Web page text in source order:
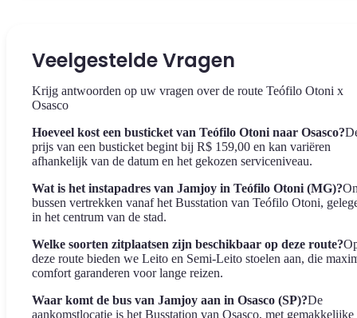
Veelgestelde Vragen
Krijg antwoorden op uw vragen over de route Teófilo Otoni x
Osasco
Hoeveel kost een busticket van Teófilo Otoni naar Osasco?
prijs van een busticket begint bij R$ 159,00 en kan variëren
afhankelijk van de datum en het gekozen serviceniveau.
Wat is het instapadres van Jamjoy in Teófilo Otoni (MG)?
bussen vertrekken vanaf het Busstation van Teófilo Otoni,
in het centrum van de stad.
Welke soorten zitplaatsen zijn beschikbaar op deze route?
deze route bieden we Leito en Semi-Leito stoelen aan, die
comfort garanderen voor lange reizen.
Waar komt de bus van Jamjoy aan in Osasco (SP)?De
aankomstlocatie is het Busstation van Osasco, met gemakkelijke